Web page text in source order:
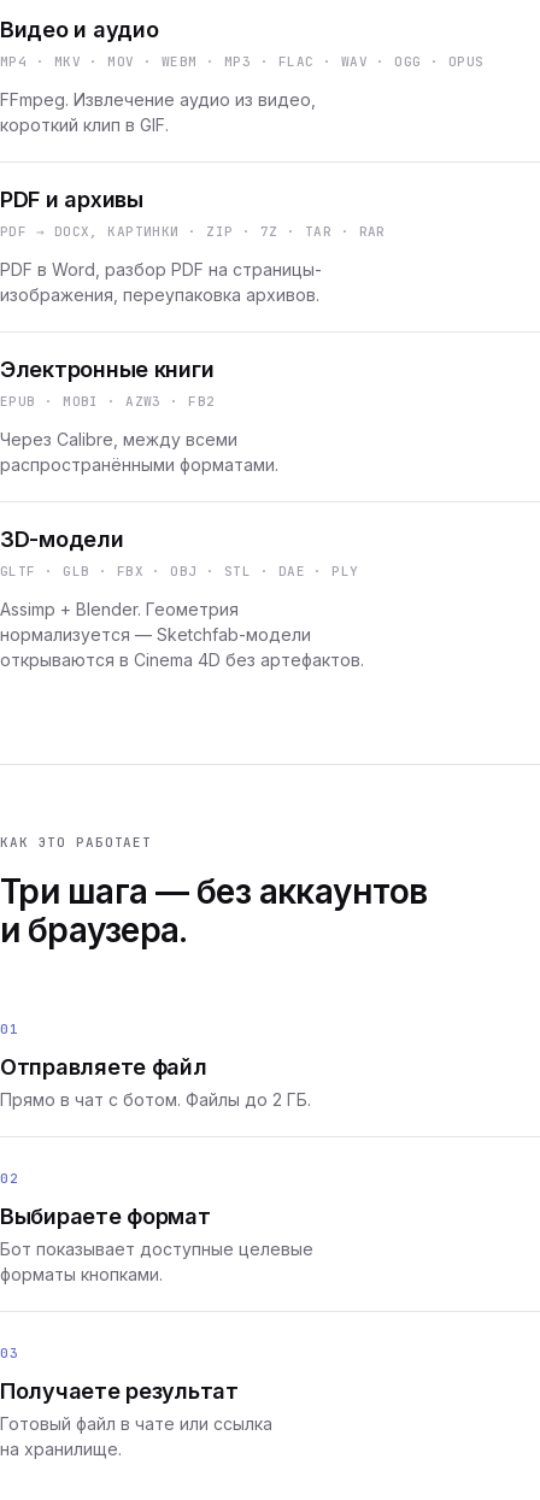
Видео и аудио
MP4 · MKV · MOV · WEBM · MP3 · FLAC · WAV · OGG · OPUS
FFmpeg. Извлечение аудио из видео,
короткий клип в GIF.
PDF и архивы
PDF → DOCX, КАРТИНКИ · ZIP · 7Z · TAR · RAR
PDF в Word, разбор PDF на страницы-
изображения, переупаковка архивов.
Электронные книги
EPUB · MOBI · AZW3 · FB2
Через Calibre, между всеми
распространёнными форматами.
3D-модели
GLTF · GLB · FBX · OBJ · STL · DAE · PLY
Assimp + Blender. Геометрия
нормализуется — Sketchfab-модели
открываются в Cinema 4D без артефактов.
КАК ЭТО РАБОТАЕТ
Три шага — без аккаунтов
и браузера.
01
Отправляете файл
Прямо в чат с ботом. Файлы до 2 ГБ.
02
Выбираете формат
Бот показывает доступные целевые
форматы кнопками.
03
Получаете результат
Готовый файл в чате или ссылка
на хранилище.